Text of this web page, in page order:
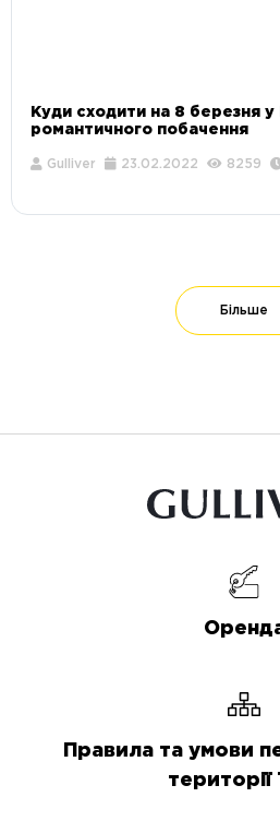
Куди сходити на 8 березня у
романтичного побачення
Gulliver 23.02.2022 8259
Більше
Правила та умови